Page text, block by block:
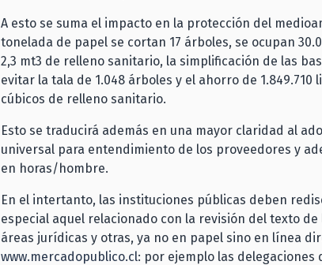
A esto se suma el impacto en la protección del
tonelada de papel se cortan 17 árboles, se ocupan
2,3 mt3 de relleno sanitario, la simplificación de las
evitar la tala de 1.048 árboles y el ahorro de 1.849.710
cúbicos de relleno sanitario.
Esto se traducirá además en una mayor claridad al
universal para entendimiento de los proveedores y
en horas/hombre.
En el intertanto, las instituciones públicas deben
especial aquel relacionado con la revisión del texto
áreas jurídicas y otras, ya no en papel sino en línea
www.mercadopublico.cl: por ejemplo las delegaciones